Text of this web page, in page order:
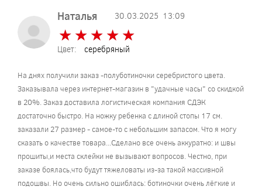
Наталья 30.03.2025 13:09
★ ★ ★ ★ ★
★ ★ ★ ★ ★
Цвет: серебряный
На днях получили заказ -полуботиночки серебристого цвета.
Заказывала через интернет-магазин в "удачные часы" со скидкой
в 20%. Заказ доставила логистическая компания СДЭК
достаточно быстро. На ножку ребенка с длиной стопы 17 см.
заказали 27 размер - самое-то с небольшим запасом. Что я могу
сказать о качестве товара...Сделано все очень аккуратно: и швы
прошиты,и места склейки не вызывают вопросов. Честно, при
заказе боялась,что будут тяжеловаты из-за такой массивной
подошвы. Но очень сильно ошиблась: ботиночки очень лёгкие и